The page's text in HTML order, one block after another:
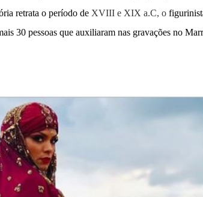
retrata o período de XVIII e XIX a.C, o
30 pessoas que auxiliaram nas gravações no